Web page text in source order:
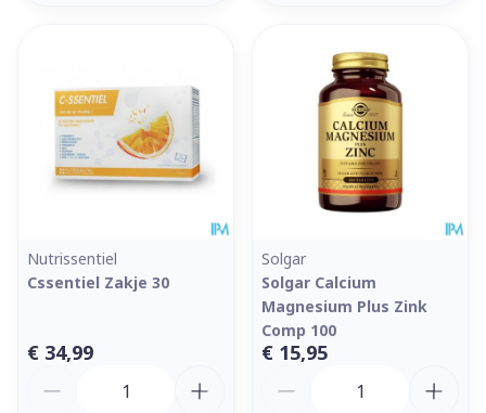
Nutrissentiel
Cssentiel Zakje 30
€ 34,99
Solgar
Solgar Calcium
Magnesium Plus Zink
Comp 100
€ 15,95